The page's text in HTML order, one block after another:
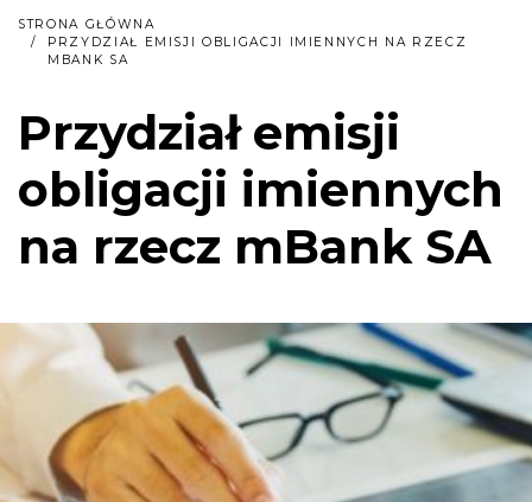
STRONA GŁÓWNA
PRZYDZIAŁ EMISJI OBLIGACJI IMIENNYCH NA RZECZ
MBANK SA
Przydział emisji
obligacji imiennych
na rzecz mBank SA